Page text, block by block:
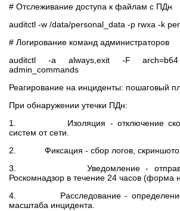
# Отслеживание доступа к файлам с ПДн
auditctl -w /data/personal_data -p rwxa -k
# Логирование команд администраторов
auditctl -a always,exit -F
admin_commands
Реагирование на инциденты: пошаговый
При обнаружении утечки ПДн:
1. Изоляция - отключение
систем от сети.
2. Фиксация - сбор логов,
3. Уведомление - отправка
Роскомнадзор в течение 24 часов (форма
4. Расследование - определение
масштаба инцидента.